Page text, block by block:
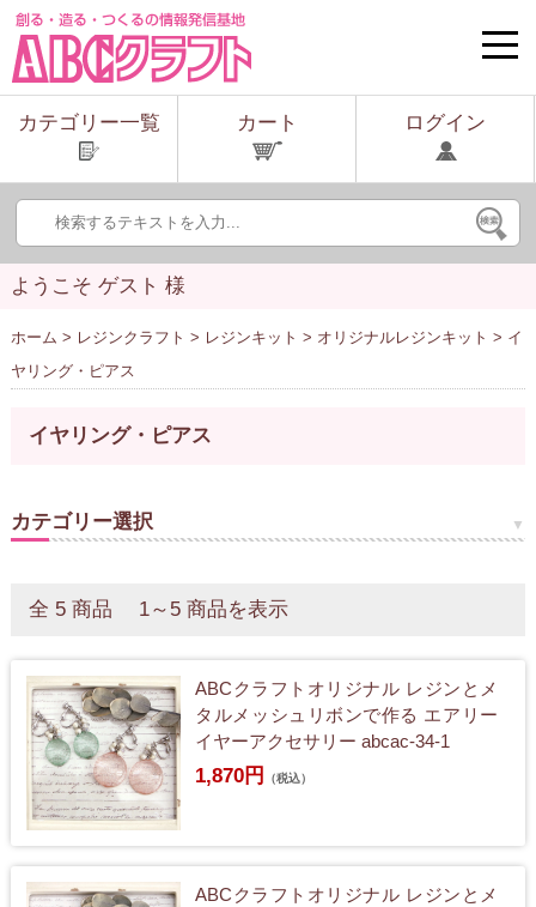
toggle
カテゴリー一覧
カート ログイン
ようこそ ゲスト 様
ホーム > レジンクラフト > レジンキット > オリジナルレジンキット > イ
ヤリング・ピアス
イヤリング・ピアス
カテゴリー選択
全 5 商品 1～5 商品を表示
ABCクラフトオリジナル レジンとメ
タルメッシュリボンで作る エアリー
イヤーアクセサリー abcac-34-1
1,870円 （税込）
ABCクラフトオリジナル レジンとメ